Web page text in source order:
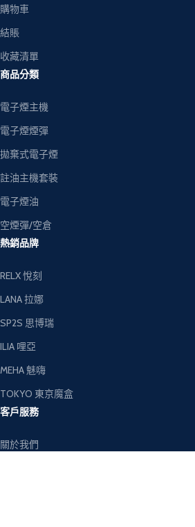
購物車
結賬
收藏清單
商品分類
電子煙主機
電子煙煙彈
拋棄式電子煙
註油主機套裝
電子煙油
空煙彈/空倉
熱銷品牌
RELX 悅刻
LANA 拉娜
SP2S 思博瑞
ILIA 哩亞
MEHA 魅嗨
TOKYO 東京魔盒
客戶服務
關於我們